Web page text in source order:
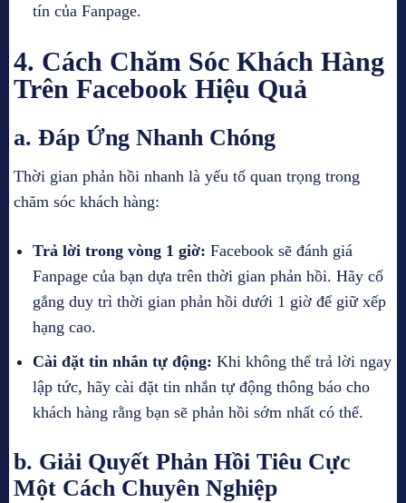
tín của Fanpage.
4. Cách Chăm Sóc Khách Hàng
Trên Facebook Hiệu Quả
a. Đáp Ứng Nhanh Chóng
Thời gian phản hồi nhanh là yếu tố quan trọng trong
chăm sóc khách hàng:
Trả lời trong vòng 1 giờ: Facebook sẽ đánh giá
Fanpage của bạn dựa trên thời gian phản hồi. Hãy cố
gắng duy trì thời gian phản hồi dưới 1 giờ để giữ xếp
hạng cao.
Cài đặt tin nhắn tự động: Khi không thể trả lời ngay
lập tức, hãy cài đặt tin nhắn tự động thông báo cho
khách hàng rằng bạn sẽ phản hồi sớm nhất có thể.
b. Giải Quyết Phản Hồi Tiêu Cực
Một Cách Chuyên Nghiệp